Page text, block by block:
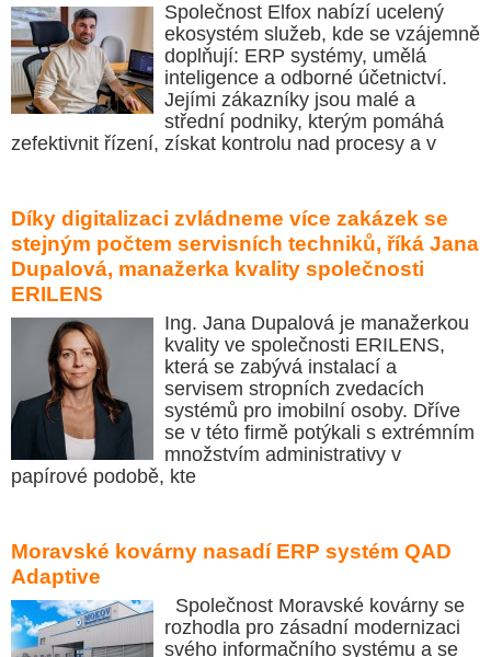
Společnost Elfox nabízí ucelený
ekosystém služeb, kde se vzájemně
doplňují: ERP systémy, umělá
inteligence a odborné účetnictví.
Jejími zákazníky jsou malé a
střední podniky, kterým pomáhá
zefektivnit řízení, získat kontrolu nad procesy a v
Díky digitalizaci zvládneme více zakázek se
stejným počtem servisních techniků, říká Jana
Dupalová, manažerka kvality společnosti
ERILENS
Ing. Jana Dupalová je manažerkou
kvality ve společnosti ERILENS,
která se zabývá instalací a
servisem stropních zvedacích
systémů pro imobilní osoby. Dříve
se v této firmě potýkali s extrémním
množstvím administrativy v
papírové podobě, kte
Moravské kovárny nasadí ERP systém QAD
Adaptive
Společnost Moravské kovárny se
rozhodla pro zásadní modernizaci
svého informačního systému a se